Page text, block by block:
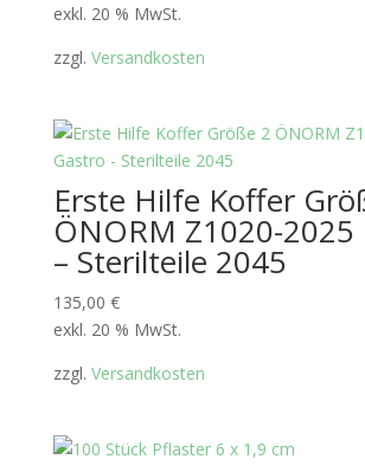
exkl. 20 % MwSt.
zzgl. Versandkosten
Erste Hilfe Koffer
ÖNORM Z1020-2025
– Sterilteile 2045
135,00 €
exkl. 20 % MwSt.
zzgl. Versandkosten